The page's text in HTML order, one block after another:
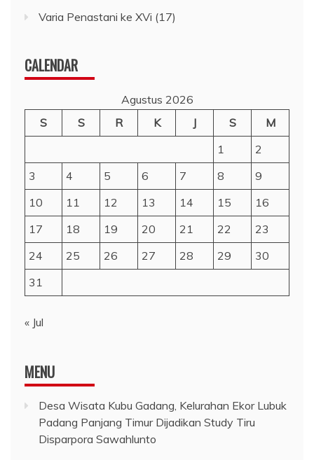
Varia Penastani ke XVi (17)
CALENDAR
Agustus 2026
S
S R K J S
M
1
2
3
4 5 6 7 8
9
10
11 12 13 14 15
16
17
18 19 20 21 22
23
24
25 26 27 28 29
30
31
« Jul
MENU
Desa Wisata Kubu Gadang, Kelurahan Ekor Lubuk
Padang Panjang Timur Dijadikan Study Tiru
Disparpora Sawahlunto